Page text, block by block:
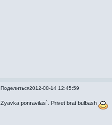
Поделиться2012-08-14 12:45:59
Zyavka ponravilas`. Privet brat bulbash